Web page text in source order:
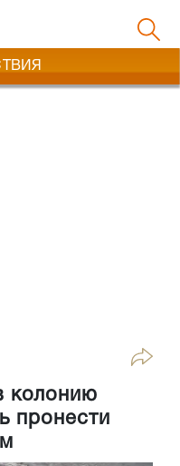
колонию
пронести